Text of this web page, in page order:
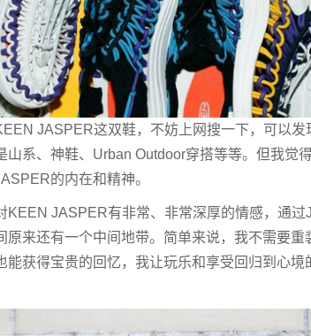
JASPER这双鞋，不妨上网搜一下，可以发
山系、神鞋、Urban Outdoor穿搭等等。但我觉
的内在和精神。
KEEN JASPER有非常、非常深厚的情感，通
原来还有一个中间地带。简单来说，我不需要重
能获得宝贵的回忆，我让玩乐和享受回归到心境